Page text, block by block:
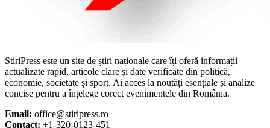
StiriPress este un site de știri naționale care îți oferă informații
actualizate rapid, articole clare și date verificate din politică,
economie, societate și sport. Ai acces la noutăți esențiale și analize
concise pentru a înțelege corect evenimentele din România.
Email: office@stiripress.ro
Contact: +1-320-0123-451